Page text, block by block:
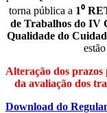
torna pública a 1⁰
de Trabalhos do IV
Qualidade do
Alteração dos prazos
da avaliação dos
Download do